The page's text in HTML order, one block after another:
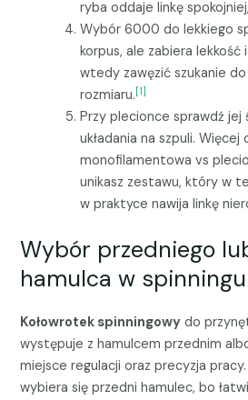
ryba oddaje linkę
Wybór 6000 do lekkiego
korpus, ale zabiera lekkość
wtedy zawęzić szukanie
rozmiaru.[1]
Przy plecionce sprawdź jej
układania na szpuli.
monofilamentowa vs
unikasz zestawu, który w
w praktyce nawija linkę
Wybór przedniego
hamulca w spinningu
Kołowrotek spinningowy do
występuje z hamulcem przednim
miejsce regulacji oraz precyzja
wybiera się przedni hamulec, bo